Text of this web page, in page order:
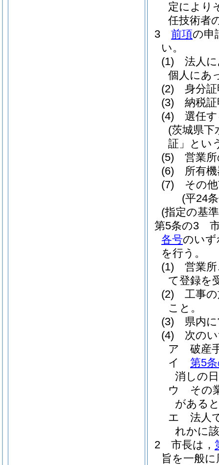
定により
任技術者
3
前項の申
い。
(1)
法人
個人にあ
(2)
身分
(3)
納税
(4)
選任
(茨城県下
証」とい
(5)
営業
(6)
所有
(7)
その
(平24
(指定の基
第5条の3
各号のい
を行う。
(1)
営業
て登録を
(2)
工事
こと。
(3)
県内
(4)
次の
ア
破産
イ
第5
消しの
ウ
その
がある
エ
法人
れかに
2
市長は，
旨を一般